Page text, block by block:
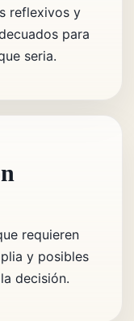
reflexivos y
para
seria.
requieren
y posibles
decisión.